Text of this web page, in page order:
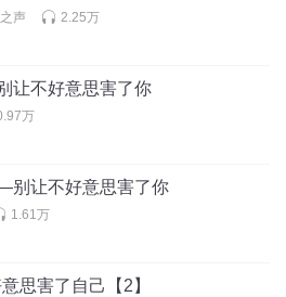
声 2.25万
让不好意思害了你
万
让不好意思害了你
1.61万
思害了自己【2】